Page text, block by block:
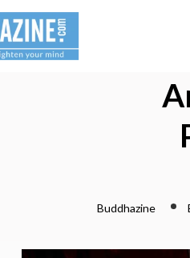
Buddhazine